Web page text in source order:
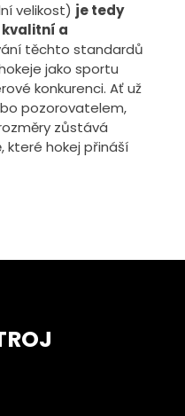
velikost) je tedy
a
těchto standardů
jako sportu
konkurenci. Ať už
pozorovatelem,
zůstává
které hokej přináší